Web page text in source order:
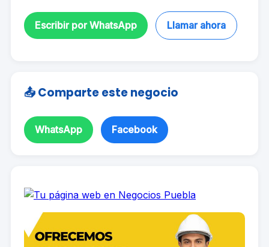
Escribir por WhatsApp Llamar ahora
📤 Comparte este negocio
WhatsApp Facebook